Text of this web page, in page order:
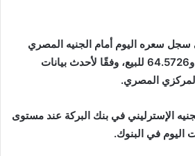
سجل سعره اليوم أمام الجنيه المصري
64.3567 جنيهًا للشراء، و64.5726 للبيع، وفقًا لأحدث بيانات
المصري.
الإسترليني في بنك البركة عند مستوى